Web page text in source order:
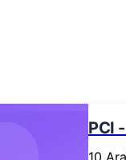
PCI